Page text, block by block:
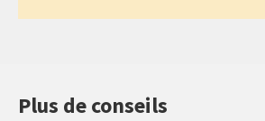
Plus de conseils